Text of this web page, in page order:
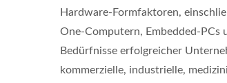
Hardware-Formfaktoren,
One-Computern, Embedded-PCs
Bedürfnisse erfolgreicher
kommerzielle, industrielle,